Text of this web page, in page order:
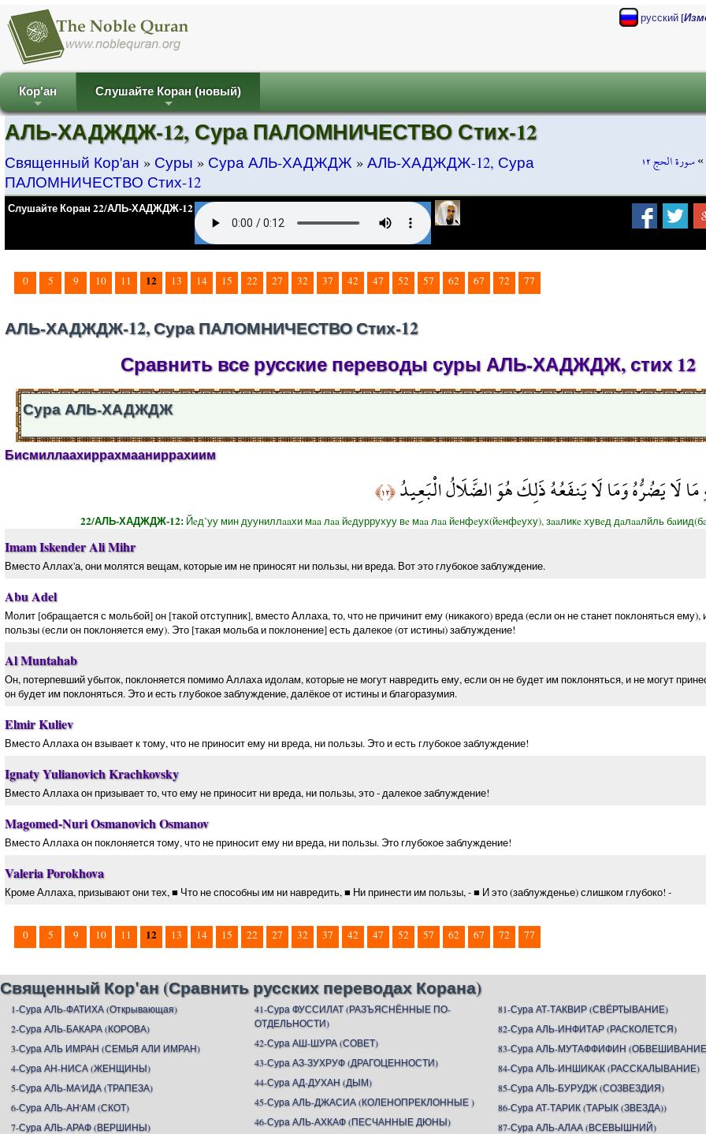
русский[
+
Кор'ан
+
Слушайте Коран (новый)
»سورة الحج ١٢
АЛЬ-ХАДЖДЖ-12, Сура ПАЛОМНИЧЕСТВО Стих-12
Священный Кор'ан » Суры » Сура АЛЬ-ХАДЖДЖ » АЛЬ-ХАДЖДЖ-12, Сура
ПАЛОМНИЧЕСТВО Стих-12
Слушайте Коран 22/АЛЬ-ХАДЖДЖ-12
0 5 9 10 11 12 13 14 15 22 27 32 37 42 47 52 57 62 67 72 77
АЛЬ-ХАДЖДЖ-12, Сура ПАЛОМНИЧЕСТВО Стих-12
Сравнить все русские переводы суры АЛЬ-ХАДЖДЖ, стих 12
Сура АЛЬ-ХАДЖДЖ
Бисмиллаахиррахмааниррахиим
لَا يَضُرُّهُ وَمَا لَا يَنفَعُهُ ذَلِكَ هُوَ الضَّلَالُ الْبَعِيدُ﴿١٢﴾
22/АЛЬ-ХАДЖДЖ-12: Йeд’уу мин дууниллaaхи мaa лaa йeдуррухуу вe мaa лaa йeнфeух(йeнфeуху), зaaликe хувeд дaлaaлйль
Imam Iskender Ali Mihr
Вместо Аллах'а, они молятся вещам, которые им не приносят ни пользы, ни вреда. Вот это глубокое заблуждение.
Abu Adel
Молит [обращается с мольбой] он [такой отступник], вместо Аллаха, то, что не причинит ему (никакого) вреда (если он не станет поклоняться ему),
пользы (если он поклоняется ему). Это [такая мольба и поклонение] есть далекое (от истины) заблуждение!
Al Muntahab
Он, потерпевший убыток, поклоняется помимо Аллаха идолам, которые не могут навредить ему, если он не будет им поклоняться, и не могут
он будет им поклоняться. Это и есть глубокое заблуждение, далёкое от истины и благоразумия.
Elmir Kuliev
Вместо Аллаха он взывает к тому, что не приносит ему ни вреда, ни пользы. Это и есть глубокое заблуждение!
Ignaty Yulianovich Krachkovsky
Вместо Аллаха он призывает то, что ему не приносит ни вреда, ни пользы, это - далекое заблуждение!
Magomed-Nuri Osmanovich Osmanov
Вместо Аллаха он поклоняется тому, что не приносит ему ни вреда, ни пользы. Это глубокое заблуждение!
Valeria Porokhova
Кроме Аллаха, призывают они тех, ■ Что не способны им ни навредить, ■ Ни принести им пользы, - ■ И это (заблужденье) слишком глубоко! -
0 5 9 10 11 12 13 14 15 22 27 32 37 42 47 52 57 62 67 72 77
Священный Кор'ан (Сравнить русских переводах Корана)
1-Сура АЛЬ-ФАТИХА (Открывающая)
2-Сура АЛЬ-БАКАРА (КОРОВА)
3-Сура АЛЬ ИМРАН (СЕМЬЯ АЛИ ИМРАН)
4-Сура АН-НИСА (ЖЕНЩИНЫ)
5-Сура АЛЬ-МА'ИДА (ТРАПЕЗА)
6-Сура АЛЬ-АН'АМ (СКОТ)
7-Сура АЛЬ-АРАФ (ВЕРШИНЫ)
41-Сура ФУССИЛАТ (РАЗЪЯСНЁННЫЕ ПО-
ОТДЕЛЬНОСТИ)
42-Сура АШ-ШУРА (СОВЕТ)
43-Сура АЗ-ЗУХРУФ (ДРАГОЦЕННОСТИ)
44-Сура АД-ДУХАН (ДЫМ)
45-Сура АЛЬ-ДЖАСИА (КОЛЕНОПРЕКЛОННЫЕ )
46-Сура АЛЬ-АХКАФ (ПЕСЧАННЫЕ ДЮНЫ)
81-Сура АТ-ТАКВИР (СВЁРТЫВАНИЕ)
82-Сура АЛЬ-ИНФИТАР (РАСКОЛЕТСЯ)
83-Сура АЛЬ-МУТАФФИФИН
84-Сура АЛЬ-ИНШИКАК (РАССКАЛЫВАНИЕ)
85-Сура АЛЬ-БУРУДЖ (СОЗВЕЗДИЯ)
86-Сура АТ-ТАРИК (ТАРЫК (ЗВЕЗДА))
87-Сура АЛЬ-АЛАА (ВСЕВЫШНИЙ)